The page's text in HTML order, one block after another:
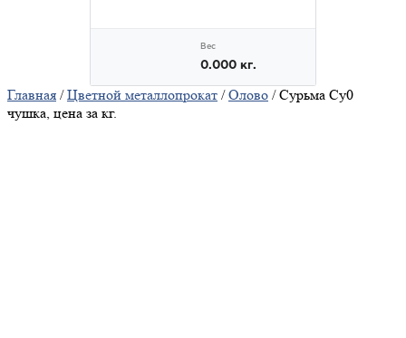
Главная /Цветной металлопрокат /Олово / Сурьма Су0
чушка, цена за кг.